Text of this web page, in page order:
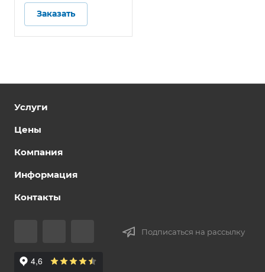
Заказать
Услуги
Цены
Компания
Информация
Контакты
Подписаться на рассылку